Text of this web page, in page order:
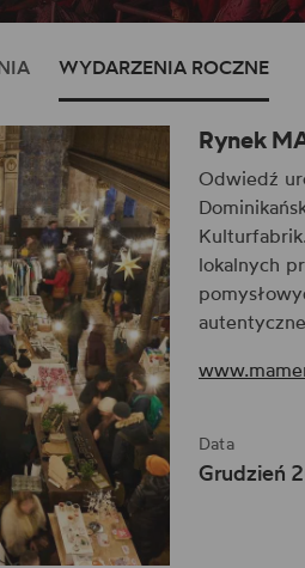
WYDARZENIA ROCZNE
Rynek
Odwiedź
lokalnych
Data
Grudzień